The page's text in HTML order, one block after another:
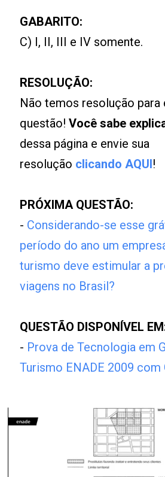
GABARITO:
C) I, II, III e IV somente.
RESOLUÇÃO:
Não temos resolução para
questão!Você sabe
dessa página e envie sua
resolução clicando AQUI!
PRÓXIMA QUESTÃO:
- Considerando-se esse
período do ano um
turismo deve estimular a
viagens no Brasil?
QUESTÃO DISPONÍVEL
- Prova de Tecnologia em
Turismo ENADE 2009 com